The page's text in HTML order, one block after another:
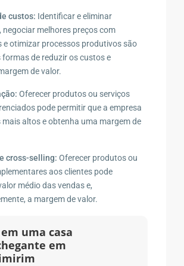
custos: Identificar e eliminar
negociar melhores preços com
e otimizar processos produtivos são
de reduzir os custos e
de valor.
Oferecer produtos ou serviços
pode permitir que a empresa
mais altos e obtenha uma margem de
cross-selling: Oferecer produtos ou
aos clientes pode
médio das vendas e,
a margem de valor.
uma casa
em